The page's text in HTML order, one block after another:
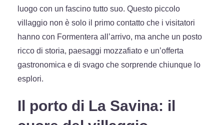
luogo con un fascino tutto suo. Questo piccolo
villaggio non è solo il primo contatto che i visitatori
hanno con Formentera all’arrivo, ma anche un posto
ricco di storia, paesaggi mozzafiato e un’offerta
gastronomica e di svago che sorprende chiunque lo
esplori.
Il porto di La Savina: il